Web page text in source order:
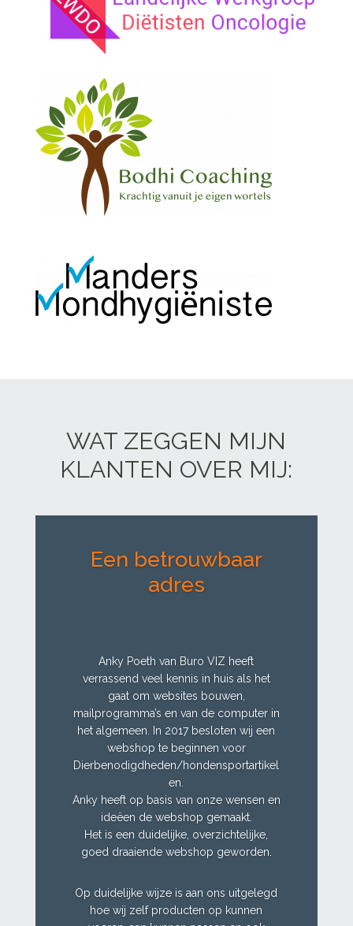
WAT ZEGGEN MIJN
KLANTEN OVER MIJ:
Een betrouwbaar
adres
Anky Poeth van Buro VIZ heeft
verrassend veel kennis in huis als het
gaat om websites bouwen,
mailprogramma’s en van de computer in
het algemeen. In 2017 besloten wij een
webshop te beginnen voor
Dierbenodigdheden/hondensportartikel
en.
Anky heeft op basis van onze wensen en
ideëen de webshop gemaakt.
Het is een duidelijke, overzichtelijke,
goed draaiende webshop geworden.
Op duidelijke wijze is aan ons uitgelegd
hoe wij zelf producten op kunnen